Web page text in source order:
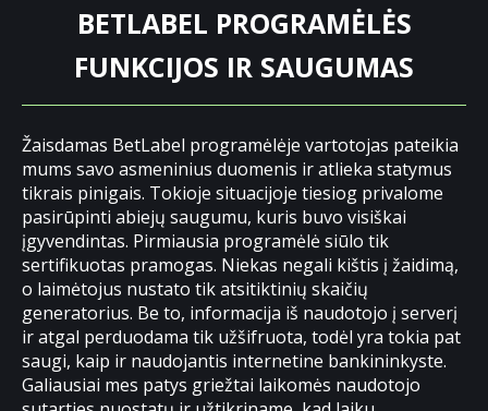
BETLABEL PROGRAMĖLĖS
FUNKCIJOS IR SAUGUMAS
Žaisdamas BetLabel programėlėje vartotojas pateikia
mums savo asmeninius duomenis ir atlieka statymus
tikrais pinigais. Tokioje situacijoje tiesiog privalome
pasirūpinti abiejų saugumu, kuris buvo visiškai
įgyvendintas. Pirmiausia programėlė siūlo tik
sertifikuotas pramogas. Niekas negali kištis į žaidimą,
o laimėtojus nustato tik atsitiktinių skaičių
generatorius. Be to, informacija iš naudotojo į serverį
ir atgal perduodama tik užšifruota, todėl yra tokia pat
saugi, kaip ir naudojantis internetine bankininkyste.
Galiausiai mes patys griežtai laikomės naudotojo